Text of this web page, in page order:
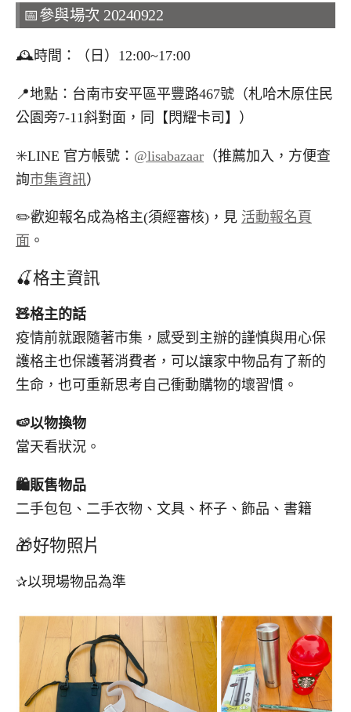
📅參與場次 20240922
🕰️時間：（日）12:00~17:00
📍地點：台南市安平區平豐路467號（札哈木原住民
公園旁7-11斜對面，同【閃耀卡司】）
✳️LINE 官方帳號： @lisabazaar （推薦加入，方便查
詢市集資訊）
✏️歡迎報名成為格主(須經審核)，見 活動報名頁
面 。
🍒格主資訊
🧸格主的話
疫情前就跟隨著市集，感受到主辦的謹慎與用心保
護格主也保護著消費者，可以讓家中物品有了新的
生命，也可重新思考自己衝動購物的壞習慣。
🍉以物換物
當天看狀況。
🛍️販售物品
二手包包、二手衣物、文具、杯子、飾品、書籍
🎁好物照片
✰以現場物品為準